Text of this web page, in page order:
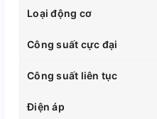
Loại động cơ
Công suất cực đại
Công suất liên tục
Điện áp